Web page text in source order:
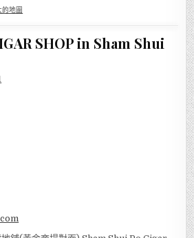
角西洋菜南街1A號百寶利商業中心22樓01
鐵油麻地站A2出口)
地圖